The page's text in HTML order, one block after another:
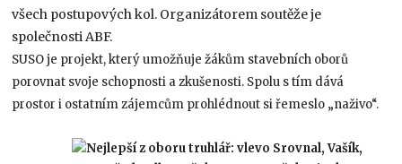
všech postupových kol. Organizátorem soutěže je
společnosti ABF.
SUSO je projekt, který umožňuje žákům stavebních oborů
porovnat svoje schopnosti a zkušenosti. Spolu s tím dává
prostor i ostatním zájemcům prohlédnout si řemeslo „naživo“.